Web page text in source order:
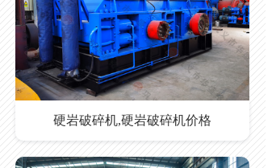
硬岩破碎机,硬岩破碎机价格